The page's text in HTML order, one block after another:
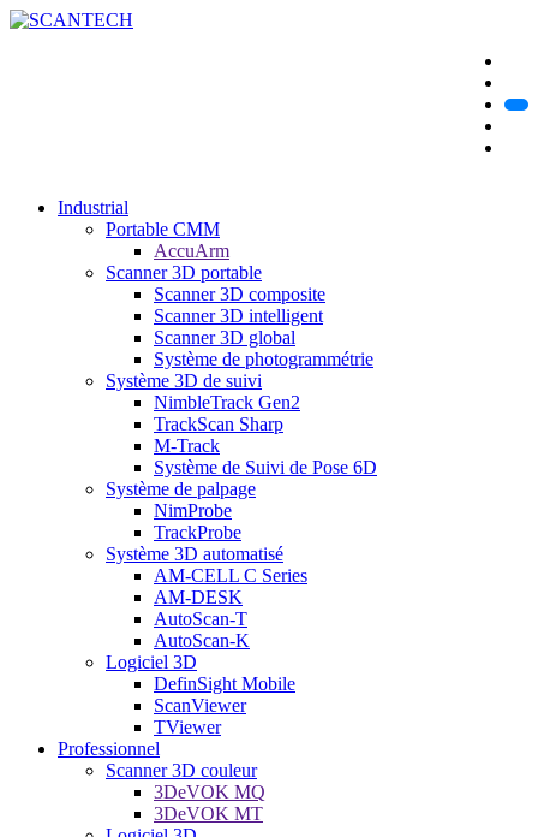
Industrial
Portable CMM
AccuArm
Scanner 3D portable
Scanner 3D composite
Scanner 3D intelligent
Scanner 3D global
Système de photogrammétrie
Système 3D de suivi
NimbleTrack Gen2
TrackScan Sharp
M-Track
Système de Suivi de Pose 6D
Système de palpage
NimProbe
TrackProbe
Système 3D automatisé
AM-CELL C Series
AM-DESK
AutoScan-T
AutoScan-K
Logiciel 3D
DefinSight Mobile
ScanViewer
TViewer
Professionnel
Scanner 3D couleur
3DeVOK MQ
3DeVOK MT